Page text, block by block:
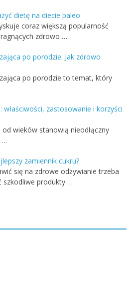
dietę na diecie paleo
coraz większą popularność
zdrowo …
po porodzie: Jak zdrowo
po porodzie to temat, który
właściwości, zastosowanie i korzyści
wieków stanowią nieodłączny
…
zamiennik cukru?
się na zdrowe odżywianie trzeba
szkodliwe produkty …